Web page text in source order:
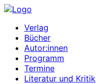
Verlag
Bücher
Autor:innen
Programm
Termine
Literatur und Kritik